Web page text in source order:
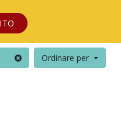
Ordinare per